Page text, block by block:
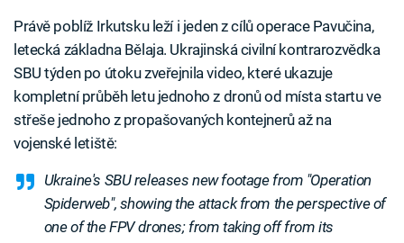
Právě poblíž Irkutsku leží i jeden z cílů operace Pavučina,
letecká základna Bělaja. Ukrajinská civilní kontrarozvědka
SBU týden po útoku zveřejnila video, které ukazuje
kompletní průběh letu jednoho z dronů od místa startu ve
střeše jednoho z propašovaných kontejnerů až na
vojenské letiště:
Ukraine's SBU releases new footage from "Operation
Spiderweb", showing the attack from the perspective of
one of the FPV drones; from taking off from its